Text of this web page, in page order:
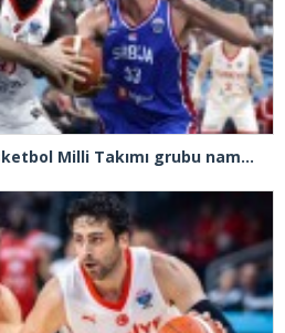
Sırbistan’ı da yenen Basketbol Milli Takımı grubu namağlup lider tamamladı